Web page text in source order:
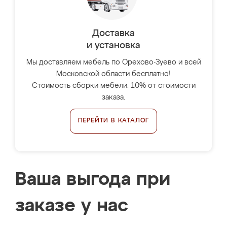
Доставка
и установка
Мы доставляем мебель по Орехово-Зуево и всей
Московской области бесплатно!
Стоимость сборки мебели: 10% от стоимости
заказа.
ПЕРЕЙТИ В КАТАЛОГ
Ваша выгода при
заказе у нас